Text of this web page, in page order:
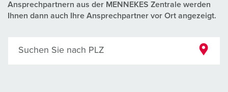
Ansprechpartnern aus der MENNEKES Zentrale werden
Ihnen dann auch Ihre Ansprechpartner vor Ort angezeigt.
Suchen Sie nach PLZ